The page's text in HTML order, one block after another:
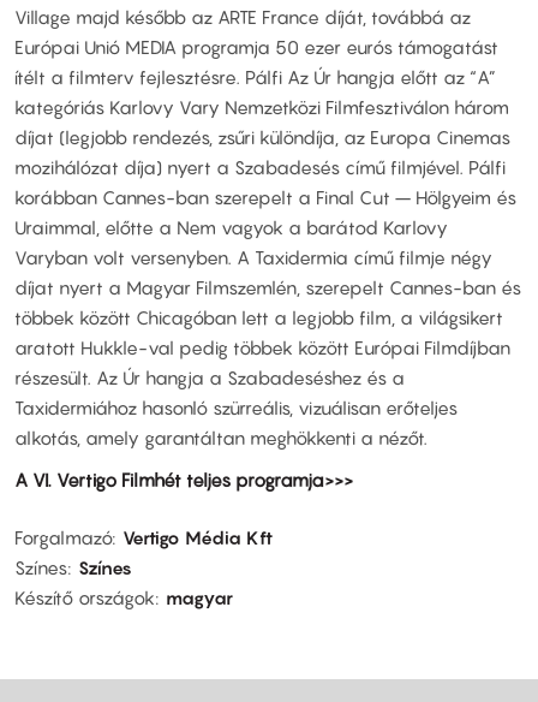
Village majd később az ARTE France díját, továbbá az
Európai Unió MEDIA programja 50 ezer eurós támogatást
ítélt a filmterv fejlesztésre. Pálfi Az Úr hangja előtt az “A”
kategóriás Karlovy Vary Nemzetközi Filmfesztiválon három
díjat (legjobb rendezés, zsűri különdíja, az Europa Cinemas
mozihálózat díja) nyert a Szabadesés című filmjével. Pálfi
korábban Cannes-ban szerepelt a Final Cut – Hölgyeim és
Uraimmal, előtte a Nem vagyok a barátod Karlovy
Varyban volt versenyben. A Taxidermia című filmje négy
díjat nyert a Magyar Filmszemlén, szerepelt Cannes-ban és
többek között Chicagóban lett a legjobb film, a világsikert
aratott Hukkle-val pedig többek között Európai Filmdíjban
részesült. Az Úr hangja a Szabadeséshez és a
Taxidermiához hasonló szürreális, vizuálisan erőteljes
alkotás, amely garantáltan meghökkenti a nézőt.
A VI. Vertigo Filmhét teljes programja>>>
Forgalmazó Vertigo Média Kft
Színes Színes
Készítő országok
magyar